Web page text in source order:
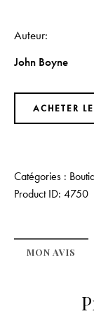
Auteur
John Boyne
ACHETER
Catégories :
Product ID: 4750
MON AVIS